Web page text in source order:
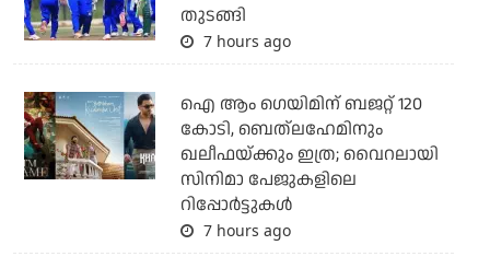
തുടങ്ങി
7 hours ago
ഐ ആം ഗെയിമിന് ബജറ്റ് 120
കോടി, ബെത്‌ലഹേമിനും
ഖലീഫയ്ക്കും ഇത്ര; വൈറലായി
സിനിമാ പേജുകളിലെ
റിപ്പോര്‍ട്ടുകള്‍
7 hours ago